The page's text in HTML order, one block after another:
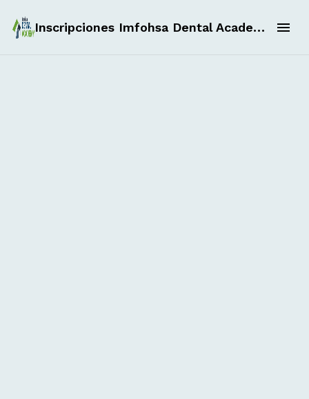
Inscripciones Imfohsa Dental Academy